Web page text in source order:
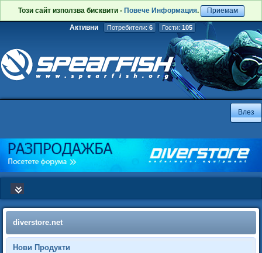
Този сайт използва бисквити - Повече Информация. Приемам
Активни Потребители: 6 Гости: 105
diverstore.net
Нови Продукти